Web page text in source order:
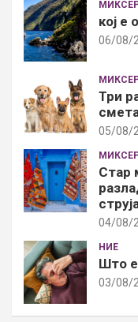
кој е
06/08/
Три
05/08/
Стар
04/08/
НИЕ
Што е
03/08/